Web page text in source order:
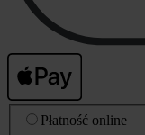
Płatność online